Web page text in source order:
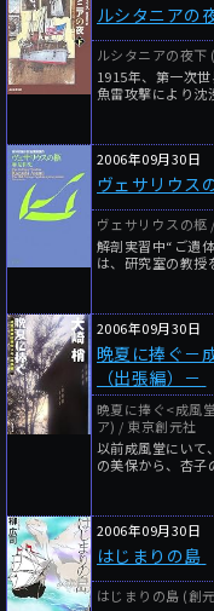
ルシタニアの
ルシタニアの夜
1915年、第一次
魚雷攻撃により沈
2006年09月30日
ヴェサリウス
ヴェサリウスの柩
解剖実習中“ご遺
は、研究室の教授
2006年09月30日
晩夏に捧ぐ－
（出張編）－
晩夏に捧ぐ<成風
ア) / 東京創元社
以前成風堂にいて
の美保から、杏子
2006年09月30日
はじまりの島
はじまりの島 (創